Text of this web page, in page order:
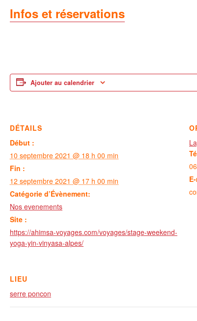
Infos et réservations
Ajouter au calendrier
DÉTAILS
Début :
10 septembre 2021 @ 18 h 00 min
Fin :
12 septembre 2021 @ 17 h 00 min
Catégorie d’Évènement:
Nos evenements
Site :
https://ahimsa-voyages.com/voyages/stage-weekend-
yoga-yin-vinyasa-alpes/
LIEU
serre poncon